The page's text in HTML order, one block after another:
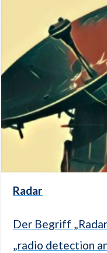
Radar
Der Begriff
„radio detection